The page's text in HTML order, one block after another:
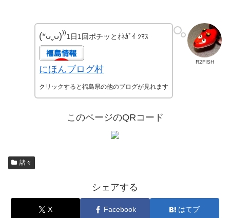
R2FISH
(*ᴗˬᴗ)⁾⁾1日1回ポチッとｵﾈｶﾞｲ ｼﾏｽ
にほんブログ村
クリックすると福島県の他のブログが見れます
このページのQRコード
諸々
シェアする
X Facebook はてブ